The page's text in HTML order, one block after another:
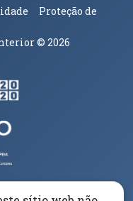
Proteção de
© 2026